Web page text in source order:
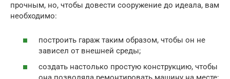
прочным, но, чтобы довести сооружение до идеала, вам
необходимо:
построить гараж таким образом, чтобы он не
зависел от внешней среды;
создать настолько простую конструкцию, чтобы